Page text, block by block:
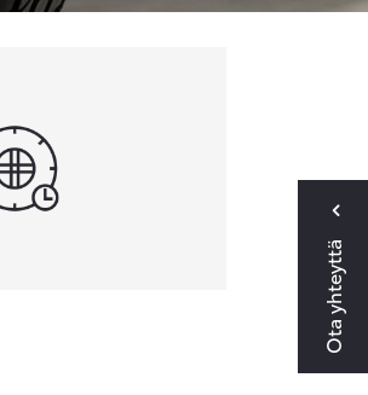
Ota yhteyttä